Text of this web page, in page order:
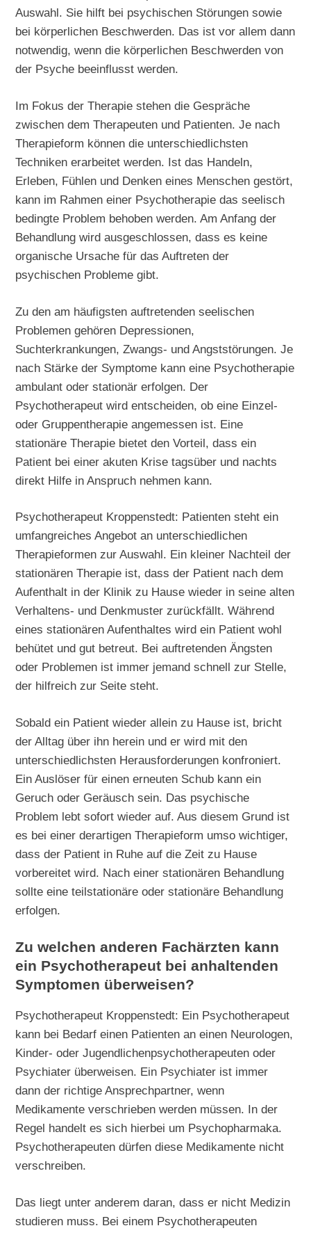
Auswahl. Sie hilft bei psychischen Störungen sowie
bei körperlichen Beschwerden. Das ist vor allem dann
notwendig, wenn die körperlichen Beschwerden von
der Psyche beeinflusst werden.
Im Fokus der Therapie stehen die Gespräche
zwischen dem Therapeuten und Patienten. Je nach
Therapieform können die unterschiedlichsten
Techniken erarbeitet werden. Ist das Handeln,
Erleben, Fühlen und Denken eines Menschen gestört,
kann im Rahmen einer Psychotherapie das seelisch
bedingte Problem behoben werden. Am Anfang der
Behandlung wird ausgeschlossen, dass es keine
organische Ursache für das Auftreten der
psychischen Probleme gibt.
Zu den am häufigsten auftretenden seelischen
Problemen gehören Depressionen,
Suchterkrankungen, Zwangs- und Angststörungen. Je
nach Stärke der Symptome kann eine Psychotherapie
ambulant oder stationär erfolgen. Der
Psychotherapeut wird entscheiden, ob eine Einzel-
oder Gruppentherapie angemessen ist. Eine
stationäre Therapie bietet den Vorteil, dass ein
Patient bei einer akuten Krise tagsüber und nachts
direkt Hilfe in Anspruch nehmen kann.
Psychotherapeut Kroppenstedt: Patienten steht ein
umfangreiches Angebot an unterschiedlichen
Therapieformen zur Auswahl. Ein kleiner Nachteil der
stationären Therapie ist, dass der Patient nach dem
Aufenthalt in der Klinik zu Hause wieder in seine alten
Verhaltens- und Denkmuster zurückfällt. Während
eines stationären Aufenthaltes wird ein Patient wohl
behütet und gut betreut. Bei auftretenden Ängsten
oder Problemen ist immer jemand schnell zur Stelle,
der hilfreich zur Seite steht.
Sobald ein Patient wieder allein zu Hause ist, bricht
der Alltag über ihn herein und er wird mit den
unterschiedlichsten Herausforderungen konfroniert.
Ein Auslöser für einen erneuten Schub kann ein
Geruch oder Geräusch sein. Das psychische
Problem lebt sofort wieder auf. Aus diesem Grund ist
es bei einer derartigen Therapieform umso wichtiger,
dass der Patient in Ruhe auf die Zeit zu Hause
vorbereitet wird. Nach einer stationären Behandlung
sollte eine teilstationäre oder stationäre Behandlung
erfolgen.
Zu welchen anderen Fachärzten kann
ein Psychotherapeut bei anhaltenden
Symptomen überweisen?
Psychotherapeut Kroppenstedt: Ein Psychotherapeut
kann bei Bedarf einen Patienten an einen Neurologen,
Kinder- oder Jugendlichenpsychotherapeuten oder
Psychiater überweisen. Ein Psychiater ist immer
dann der richtige Ansprechpartner, wenn
Medikamente verschrieben werden müssen. In der
Regel handelt es sich hierbei um Psychopharmaka.
Psychotherapeuten dürfen diese Medikamente nicht
verschreiben.
Das liegt unter anderem daran, dass er nicht Medizin
studieren muss. Bei einem Psychotherapeuten